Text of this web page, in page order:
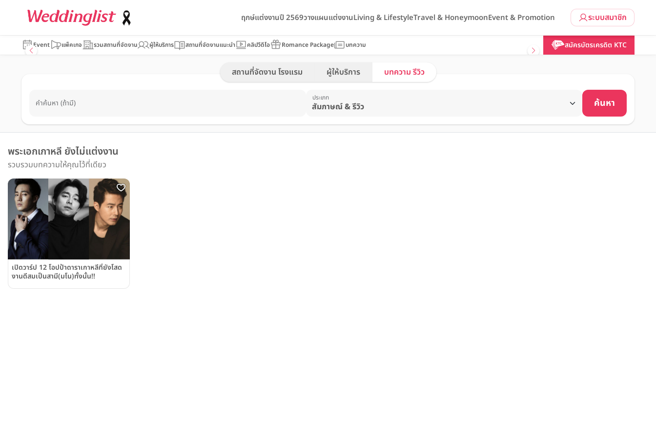
ระบบสมาชิก
ฤกษ์แต่งงานปี 2569วางแผนแต่งงานLiving & LifestyleTravel & HoneymoonEvent & Promotion
Event แพ็คเกจ รวมสถานที่จัดงาน ผู้ให้บริการ สถานที่จัดงานแนะนำ คลิปวีดีโอ Romance Package บทความ สมัครบัตรเครดิต KTC
สถานที่จัดงาน โรงแรม ผู้ให้บริการ บทความ รีวิว
คำค้นหา (ถ้ามี)
ประเภท ค้นหา
พระเอกเกาหลี ยังไม่แต่งงาน
รวบรวมบทความให้คุณไว้ที่เดียว
เปิดวาร์ป 12 โอปป้าดาราเกาหลีที่ยังโสด
งานดีสมเป็นสามี(มโน)ทั้งนั้น!!